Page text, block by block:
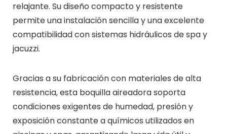
relajante. Su diseño compacto y resistente
permite una instalación sencilla y una excelente
compatibilidad con sistemas hidráulicos de spa y
jacuzzi.
Gracias a su fabricación con materiales de alta
resistencia, esta boquilla aireadora soporta
condiciones exigentes de humedad, presión y
exposición constante a químicos utilizados en